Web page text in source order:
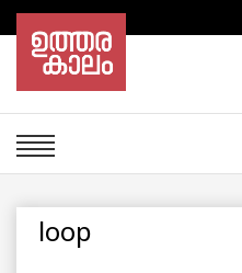
loop